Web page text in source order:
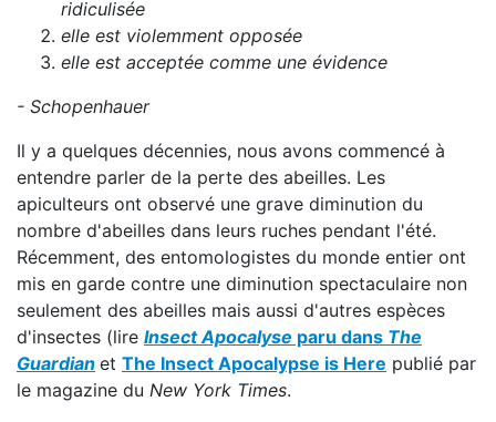
ridiculisée
elle est violemment opposée
elle est acceptée comme une évidence
- Schopenhauer
Il y a quelques décennies, nous avons commencé à
entendre parler de la perte des abeilles. Les
apiculteurs ont observé une grave diminution du
nombre d'abeilles dans leurs ruches pendant l'été.
Récemment, des entomologistes du monde entier ont
mis en garde contre une diminution spectaculaire non
seulement des abeilles mais aussi d'autres espèces
d'insectes (lire Insect Apocalyse paru dans The
Guardian et The Insect Apocalypse is Here publié par
le magazine du New York Times.